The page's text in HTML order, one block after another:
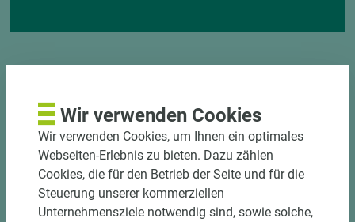
DOWNLOADS
Wir verwenden Cookies
Wir verwenden Cookies, um Ihnen ein optimales
Webseiten-Erlebnis zu bieten. Dazu zählen
Cookies, die für den Betrieb der Seite und für die
Steuerung unserer kommerziellen
Unternehmensziele notwendig sind, sowie solche,